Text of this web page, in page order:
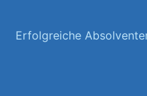
Erfolgreiche